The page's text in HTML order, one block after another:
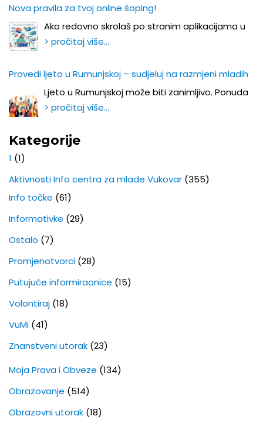
Nova pravila za tvoj online šoping!
Ako redovno skrolaš po stranim aplikacijama u
> pročitaj više…
Provedi ljeto u Rumunjskoj – sudjeluj na razmjeni mladih
Ljeto u Rumunjskoj može biti zanimljivo. Ponuda
> pročitaj više…
Kategorije
1 (1)
Aktivnosti Info centra za mlade Vukovar (355)
Info točke (61)
Informativke (29)
Ostalo (7)
Promjenotvorci (28)
Putujuće informiraonice (15)
Volontiraj (18)
VuMi (41)
Znanstveni utorak (23)
Moja Prava i Obveze (134)
Obrazovanje (514)
Obrazovni utorak (18)